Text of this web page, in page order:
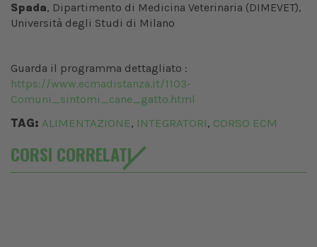
Spada, Dipartimento di Medicina Veterinaria (DIMEVET),
Università degli Studi di Milano
Guarda il programma dettagliato :
https://www.ecmadistanza.it/1103-
Comuni_sintomi_cane_gatto.html
TAG: ALIMENTAZIONE, INTEGRATORI, CORSO ECM
CORSI CORRELATI